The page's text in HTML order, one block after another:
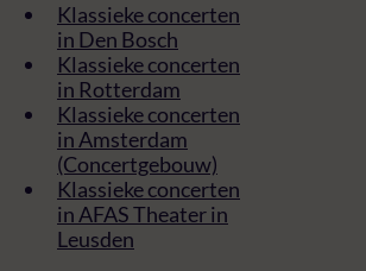
Klassieke concerten
in Den Bosch
Klassieke concerten
in Rotterdam
Klassieke concerten
in Amsterdam
(Concertgebouw)
Klassieke concerten
in AFAS Theater in
Leusden